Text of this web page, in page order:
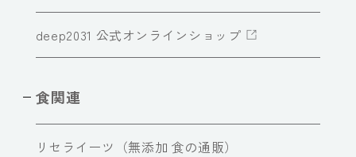
deep2031 公式オンラインショップ
食関連
リセライーツ（無添加 食の通販）